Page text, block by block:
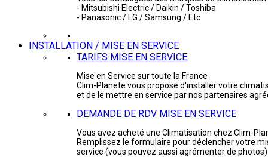
- Mitsubishi Electric / Daikin / Toshiba
- Panasonic / LG / Samsung / Etc
INSTALLATION / MISE EN SERVICE
TARIFS MISE EN SERVICE
Mise en Service sur toute la France
Clim-Planete vous propose d'installer votre
et de le mettre en service par nos partenaires
DEMANDE DE RDV MISE EN SERVICE
Vous avez acheté une Climatisation chez Clim-
Remplissez le formulaire pour déclencher votre
service (vous pouvez aussi agrémenter de photos)